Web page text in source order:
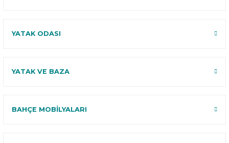
YATAK ODASI
YATAK VE BAZA
BAHÇE MOBİLYALARI